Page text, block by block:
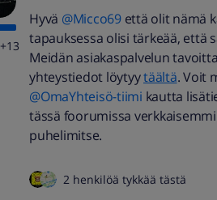
+13
Hyvä @Micco69että olit nämä
tapauksessa olisi tärkeää, että
Meidän asiakaspalvelun
yhteystiedot löytyytäältä. Voit
@OmaYhteisö-tiimi kautta
tässä foorumissa
puhelimitse.
2 henkilöä tykkää tästä